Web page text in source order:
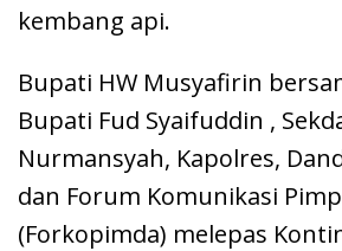
kembang api.
Bupati HW Musyafirin
Bupati Fud Syaifuddin ,
Nurmansyah, Kapolres,
dan Forum Komunikasi
(Forkopimda) melepas